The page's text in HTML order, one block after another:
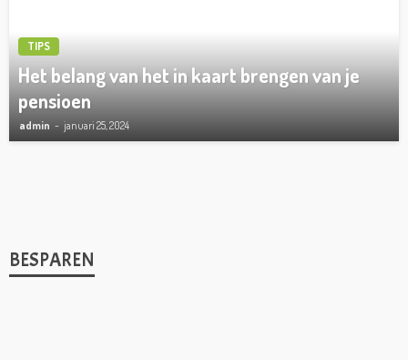
TIPS
Het belang van het in kaart brengen van je
pensioen
admin januari 25, 2024
BESPAREN